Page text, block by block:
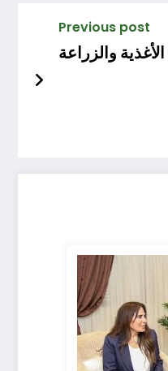
Previous post
والزراعة